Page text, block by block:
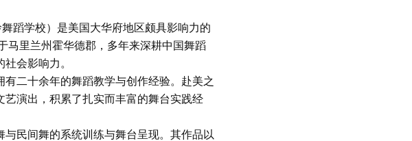
蹈学校）是美国大华府地区颇具影响力的
马里兰州霍华德郡，多年来深耕中国舞蹈
会影响力。
二十余年的舞蹈教学与创作经验。赴美之
演出，积累了扎实而丰富的舞台实践经
民间舞的系统训练与舞台呈现。其作品以